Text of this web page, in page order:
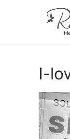
I-